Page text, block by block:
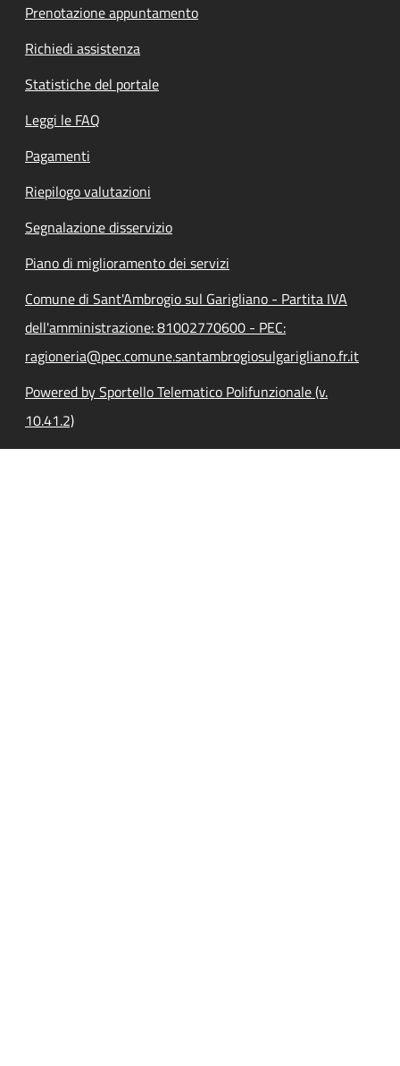
Prenotazione appuntamento
Richiedi assistenza
Statistiche del portale
Leggi le FAQ
Pagamenti
Riepilogo valutazioni
Segnalazione disservizio
Piano di miglioramento dei servizi
Comune di Sant'Ambrogio sul Garigliano - Partita IVA
dell'amministrazione: 81002770600 - PEC:
ragioneria@pec.comune.santambrogiosulgarigliano.fr.it
Powered by Sportello Telematico Polifunzionale (v.
10.41.2)